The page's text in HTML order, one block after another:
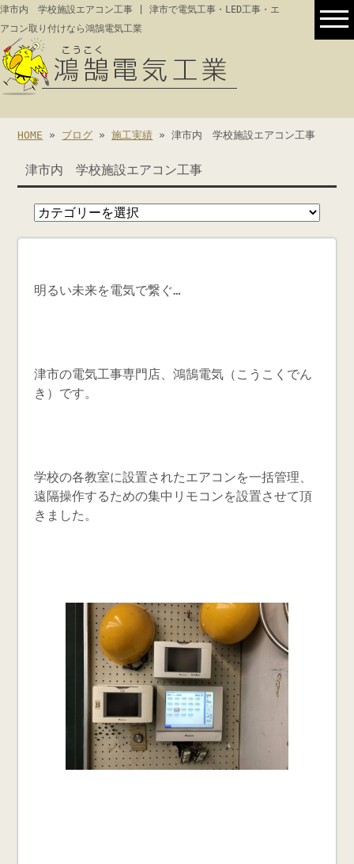
津市内 学校施設エアコン工事 | 津市で電気工事・LED工事・エ
アコン取り付けなら鴻鵠電気工業
HOME » ブログ »施工実績 » 津市内 学校施設エアコン工事
津市内 学校施設エアコン工事
明るい未来を電気で繋ぐ…
津市の電気工事専門店、鴻鵠電気（こうこくでん
き）です。
学校の各教室に設置されたエアコンを一括管理、
遠隔操作するための集中リモコンを設置させて頂
きました。